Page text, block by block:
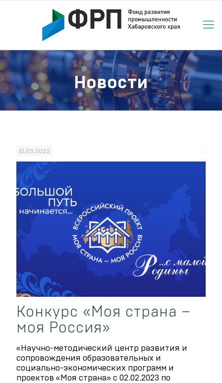
Новости
10.03.2023
Конкурс «Моя страна –
моя Россия»
«Научно-методический центр развития и
сопровождения образовательных и
социально-экономических программ и
проектов «Моя страна» с 02.02.2023 по